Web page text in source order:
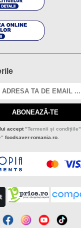
ABONEAZĂ-TE
accept"Termenii și condițiile"
foodsaver-romania.ro.